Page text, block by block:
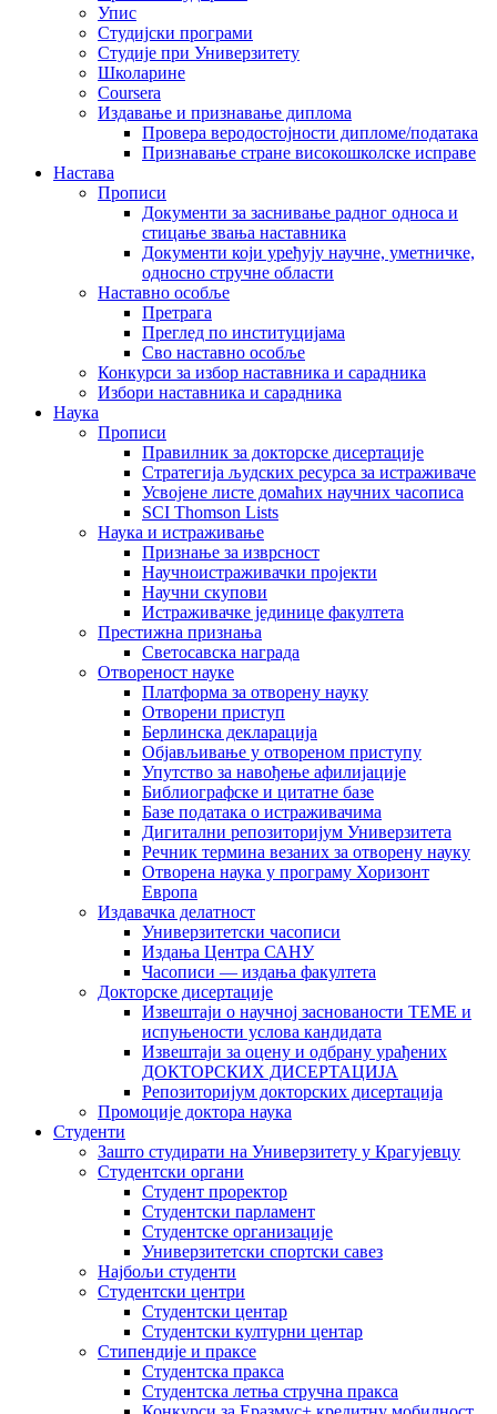
Упис
Студијски програми
Студије при Универзитету
Школарине
Coursera
Издавање и признавање диплома
Провера веродостојности дипломе/података
Признавање стране високошколске исправе
Настава
Прописи
Документи за заснивање радног односа и
стицање звања наставника
Документи који уређују научне, уметничке,
односно стручне области
Наставно особље
Претрага
Преглед по институцијама
Сво наставно особље
Конкурси за избор наставника и сарадника
Избори наставника и сарадника
Наука
Прописи
Правилник за докторске дисертације
Стратегија људских ресурса за истраживаче
Усвојене листе домаћих научних часописа
SCI Thomson Lists
Наука и истраживање
Признање за изврсност
Научноистраживачки пројекти
Научни скупови
Истраживачке јединице факултета
Престижна признања
Светосавска награда
Отвореност науке
Платформа за отворену науку
Отворени приступ
Берлинска декларација
Објављивање у отвореном приступу
Упутство за навођење афилијације
Библиографске и цитатне базе
Базе података о истраживачима
Дигитални репозиторијум Универзитета
Рeчник термина везаних за отворену науку
Отворена наука у програму Хоризонт
Европа
Издавачка делатност
Универзитетски часописи
Издања Центра САНУ
Часописи — издања факултета
Докторске дисертације
Извештаји о научној заснованости ТЕМЕ и
испуњености услова кандидата
Извештаји за оцену и одбрану урађених
ДОКТОРСКИХ ДИСЕРТАЦИЈА
Репозиторијум докторских дисертација
Промоције доктора наука
Студенти
Зашто студирати на Универзитету у Крагујевцу
Студентски органи
Студент проректор
Студентски парламент
Студентске организације
Универзитетски спортски савез
Најбољи студенти
Студентски центри
Студентски центар
Студентски културни центар
Стипендије и праксе
Студентска пракса
Студентска летња стручна пракса